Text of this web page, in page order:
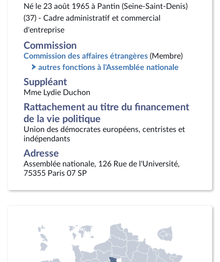
Né le 23 août 1965 à Pantin (Seine-Saint-Denis)
(37) - Cadre administratif et commercial
d'entreprise
Commission
Commission des affaires étrangères (Membre)
autres fonctions à l'Assemblée nationale
Suppléant
Mme Lydie Duchon
Rattachement au titre du financement
de la vie politique
Union des démocrates européens, centristes et
indépendants
Adresse
Assemblée nationale, 126 Rue de l'Université,
75355 Paris 07 SP